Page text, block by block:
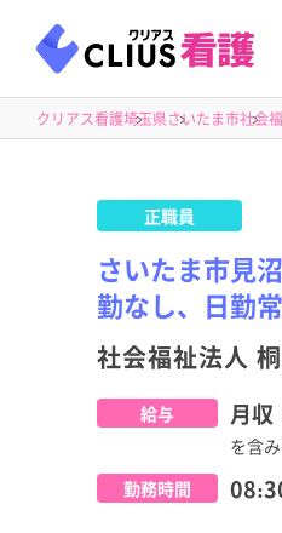
クリアス看護埼玉県さいたま市社会
正職員
さいたま市見
勤なし、日勤
社会福祉法人
給与 月収
を含
勤務時間